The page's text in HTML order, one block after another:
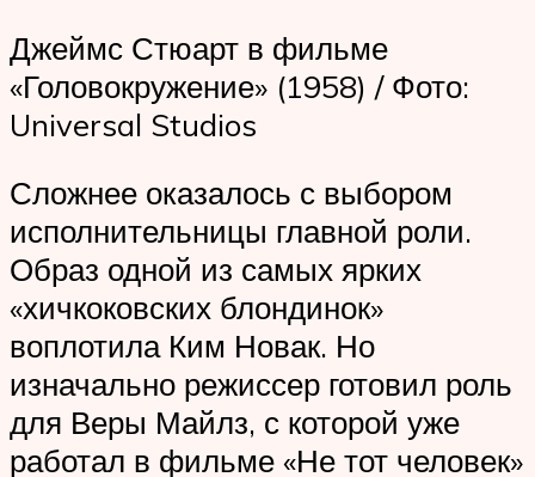
Джеймс Стюарт в фильме
«Головокружение» (1958) / Фото:
Universal Studios
Сложнее оказалось с выбором
исполнительницы главной роли.
Образ одной из самых ярких
«хичкоковских блондинок»
воплотила Ким Новак. Но
изначально режиссер готовил роль
для Веры Майлз, с которой уже
работал в фильме «Не тот человек»